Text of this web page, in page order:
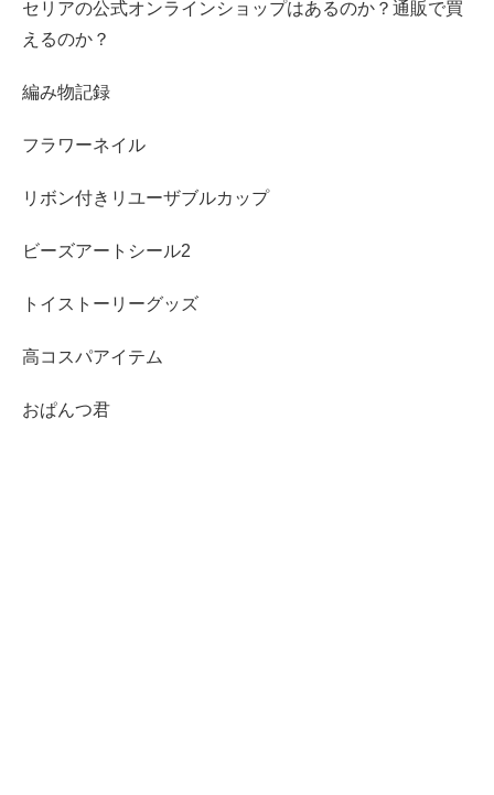
セリアの公式オンラインショップはあるのか？通販で買
えるのか？
編み物記録
フラワーネイル
リボン付きリユーザブルカップ
ビーズアートシール2
トイストーリーグッズ
高コスパアイテム
おぱんつ君